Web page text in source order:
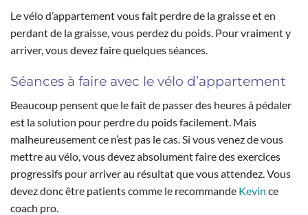
Le vélo d’appartement vous fait perdre de la graisse et en
perdant de la graisse, vous perdez du poids. Pour vraiment y
arriver, vous devez faire quelques séances.
Séances à faire avec le vélo d’appartement
Beaucoup pensent que le fait de passer des heures à pédaler
est la solution pour perdre du poids facilement. Mais
malheureusement ce n’est pas le cas. Si vous venez de vous
mettre au vélo, vous devez absolument faire des exercices
progressifs pour arriver au résultat que vous attendez. Vous
devez donc être patients comme le recommande Kevin ce
coach pro.